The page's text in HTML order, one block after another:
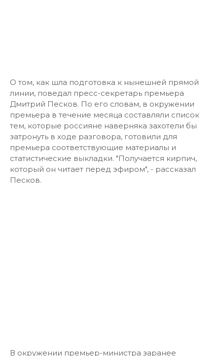
О том, как шла подготовка к нынешней прямой
линии, поведал пресс-секретарь премьера
Дмитрий Песков. По его словам, в окружении
премьера в течение месяца составляли список
тем, которые россияне наверняка захотели бы
затронуть в ходе разговора, готовили для
премьера соответствующие материалы и
статистические выкладки. "Получается кирпич,
который он читает перед эфиром", - рассказал
Песков.
В окружении премьер-министра заранее